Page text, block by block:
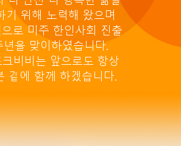
기 위해 노력해 왔으며
로 미주 한인사회 진출
년을 맞이하였습니다.
크비비는 앞으로도 항상
곁에 함께 하겠습니다.